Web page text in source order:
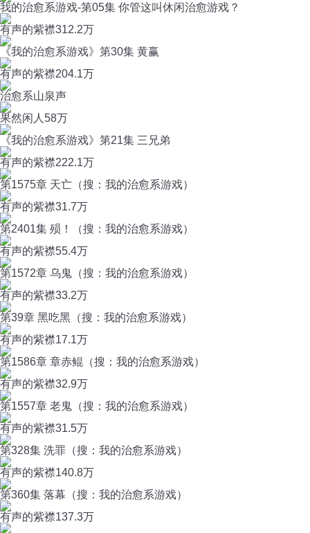
我的治愈系游戏-第05集 你管这叫休闲治愈游戏？
有声的紫襟312.2万
《我的治愈系游戏》第30集 黄赢
有声的紫襟204.1万
治愈系山泉声
果然闲人 58万
《我的治愈系游戏》第21集 三兄弟
有声的紫襟222.1万
第1575章 天亡（搜：我的治愈系游戏）
有声的紫襟31.7万
第2401集 殒！（搜：我的治愈系游戏）
有声的紫襟55.4万
第1572章 乌鬼（搜：我的治愈系游戏）
有声的紫襟33.2万
第39章 黑吃黑（搜：我的治愈系游戏）
有声的紫襟17.1万
第1586章 章赤鲲（搜：我的治愈系游戏）
有声的紫襟32.9万
第1557章 老鬼（搜：我的治愈系游戏）
有声的紫襟31.5万
第328集 洗罪（搜：我的治愈系游戏）
有声的紫襟140.8万
第360集 落幕（搜：我的治愈系游戏）
有声的紫襟137.3万